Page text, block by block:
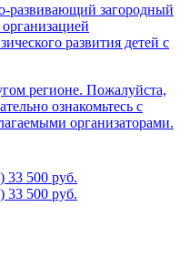
развивающий загородный
развития детей с
регионе. Пожалуйста,
ознакомьтесь с
организаторами.
33 500 руб.
33 500 руб.